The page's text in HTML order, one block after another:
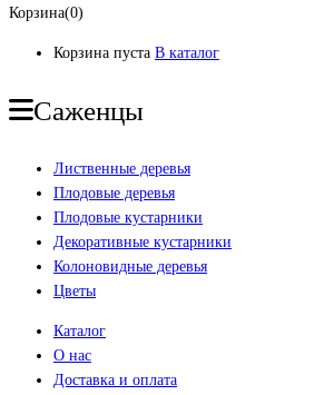
Корзина(0)
Корзина пуста В каталог
Саженцы
Лиственные деревья
Плодовые деревья
Плодовые кустарники
Декоративные кустарники
Колоновидные деревья
Цветы
Каталог
О нас
Доставка и оплата